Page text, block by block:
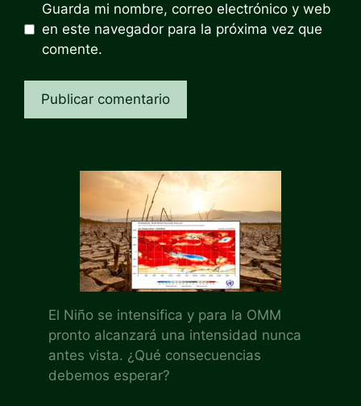
Guarda mi nombre, correo electrónico y web
en este navegador para la próxima vez que
comente.
El Niño se intensifica y para la OMM
pronto alcanzará una intensidad nunca
antes vista. ¿Qué consecuencias
debemos esperar?